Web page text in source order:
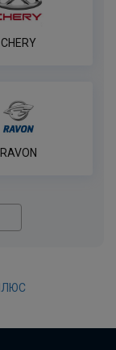
CHERY
RAVON